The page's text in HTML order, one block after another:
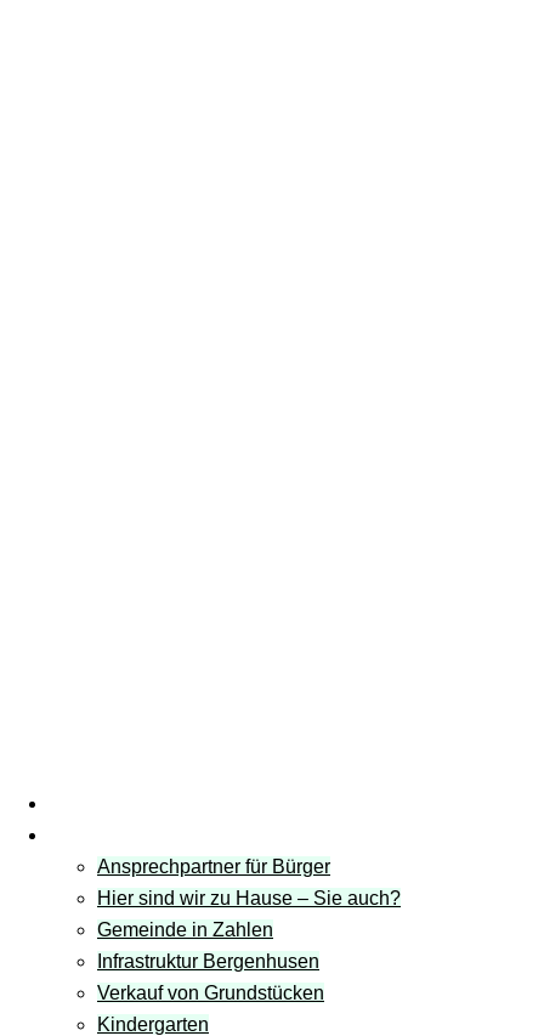
Ansprechpartner für Bürger
Hier sind wir zu Hause – Sie auch?
Gemeinde in Zahlen
Infrastruktur Bergenhusen
Verkauf von Grundstücken
Kindergarten